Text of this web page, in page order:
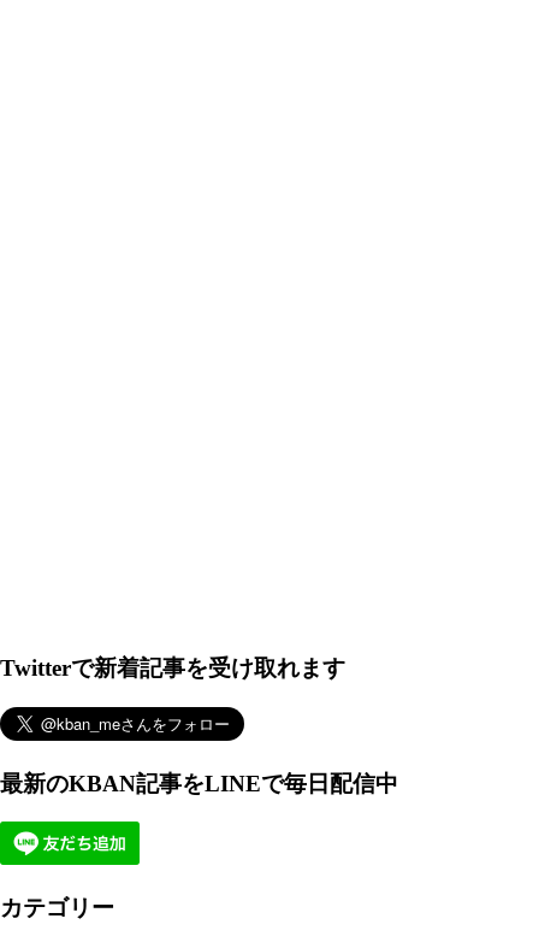
Twitterで新着記事を受け取れます
最新のKBAN記事をLINEで毎日配信中
カテゴリー